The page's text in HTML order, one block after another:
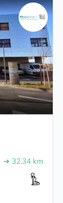
➔ 32.34 km